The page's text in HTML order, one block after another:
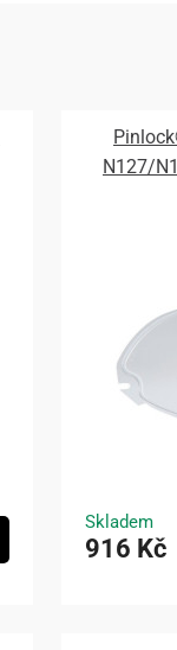
N127/
Skladem
916 Kč